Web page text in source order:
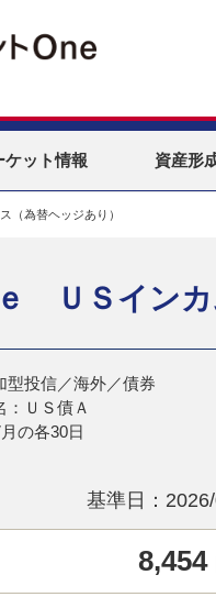
ケット情報 資産形
（為替ヘッジあり）
ＵＳインカ
型投信／海外／債券
：ＵＳ債Ａ
の各30日
基準日：
8,454